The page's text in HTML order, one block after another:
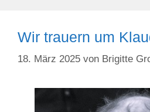
Wir trauern um
18. März 2025 von Brigitte